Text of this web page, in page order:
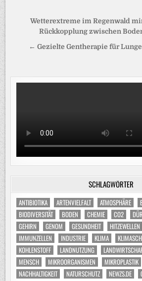
Beitragsnavigation
Wetterextreme im Regenwald
Rückkopplung zwischen
← Gezielte Gentherapie für
SCHLAGWÖRTER
ANTIBIOTIKA ARTENVIELFALT ATMOSPHÄRE
BIODIVERSITÄT
BODEN CHEMIE CO2
GEHIRN
GENOM GESUNDHEIT HITZEWELLEN
IMMUNZELLEN
INDUSTRIE KLIMA
KOHLENSTOFF
LANDNUTZUNG
MENSCH
MIKROORGANISMEN MIKROPLASTIK
NACHHALTIGKEIT
NATURSCHUTZ NEWZS.DE